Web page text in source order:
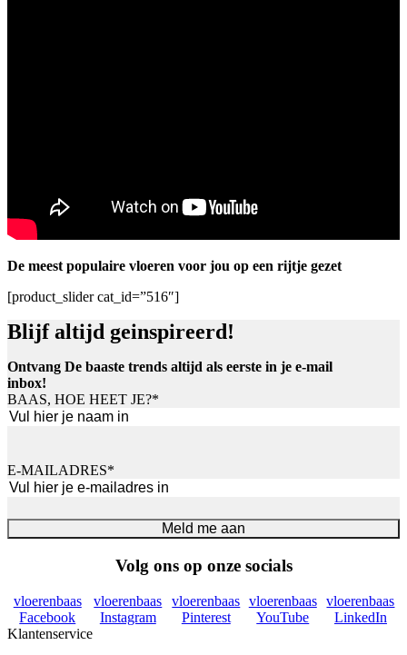
De meest populaire vloeren voor jou op een rijtje gezet
[product_slider cat_id=”516″]
Blijf altijd geinspireerd!
Ontvang De baaste trends altijd als eerste in je e-mail
inbox!
BAAS, HOE HEET JE?*
E-MAILADRES*
Meld me aan
Volg ons op onze socials
vloerenbaas
Facebook
vloerenbaas
Instagram
vloerenbaas
Pinterest
vloerenbaas
YouTube
vloerenbaas
LinkedIn
Klantenservice